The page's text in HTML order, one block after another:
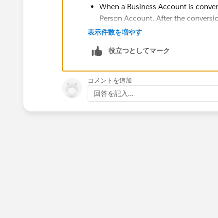
When a Business Account is
Person Account. After the
you may need to manually check
Portal-enabled Business Accounts
create custom fields to retain
customer communities but not for
businesses.
Prior to executing this in
表示件数を増やす
役立つとしてマーク
コメントを追加
回答を記入...